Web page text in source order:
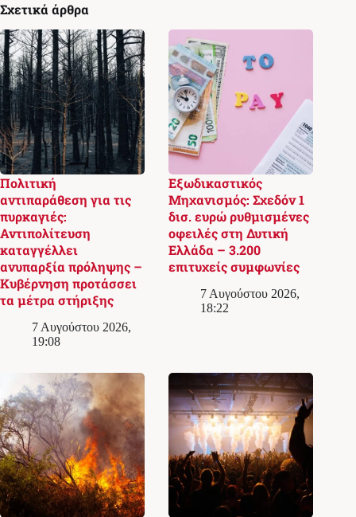
Σχετικά άρθρα
Πολιτική
αντιπαράθεση για τις
πυρκαγιές:
Αντιπολίτευση
καταγγέλλει
ανυπαρξία πρόληψης –
Κυβέρνηση προτάσσει
τα μέτρα στήριξης
7 Αυγούστου 2026,
19:08
Εξωδικαστικός
Μηχανισμός: Σχεδόν 1
δισ. ευρώ ρυθμισμένες
οφειλές στη Δυτική
Ελλάδα – 3.200
επιτυχείς συμφωνίες
7 Αυγούστου 2026,
18:22